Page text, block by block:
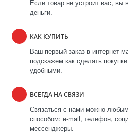
Если товар не устроит вас, вы
деньги.
КАК КУПИТЬ
Ваш первый заказ в интернет-
подскажем как сделать
удобными.
ВСЕГДА НА СВЯЗИ
Связаться с нами можно
способом: e-mail, телефон,
мессенджеры.